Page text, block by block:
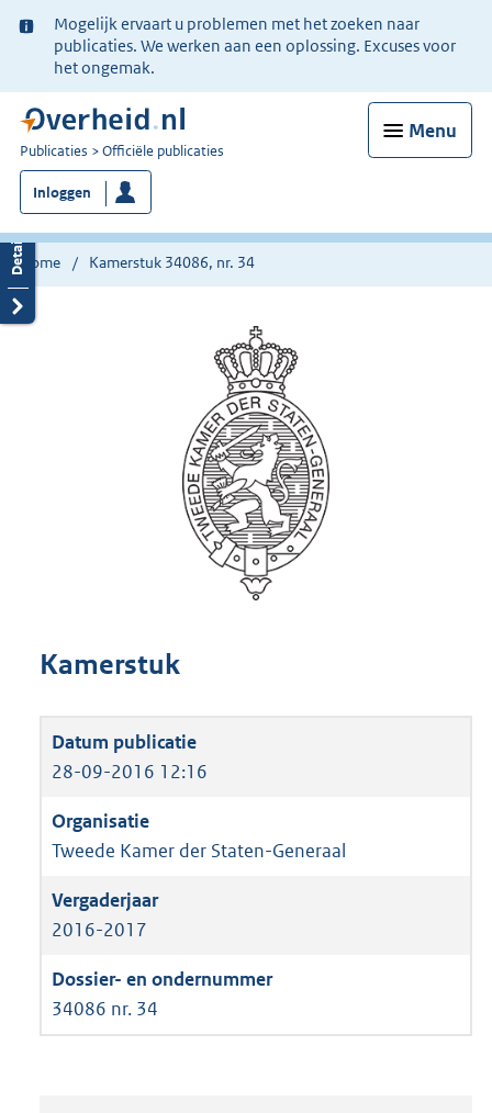
Ter
informatie:
Mogelijk ervaart u problemen met het zoeken naar
publicaties. We werken aan een oplossing. Excuses voor
het ongemak.
Menu
U
bent
nu
hier:
Publicaties Officiële publicaties
Inloggen
Home Kamerstuk 34086, nr. 34
Kamerstuk
28-09-2016 12:16
Tweede Kamer der Staten-Generaal
2016-2017
34086 nr. 34